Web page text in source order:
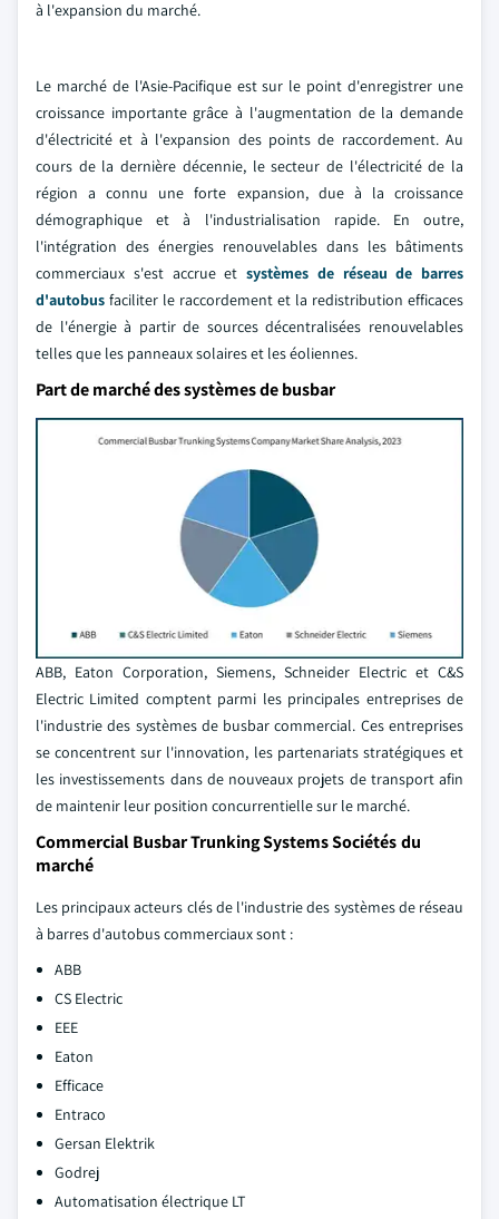
à l'expansion du marché.
Le marché de l'Asie-Pacifique est sur le point d'enregistrer une
croissance importante grâce à l'augmentation de la demande
d'électricité et à l'expansion des points de raccordement. Au
cours de la dernière décennie, le secteur de l'électricité de la
région a connu une forte expansion, due à la croissance
démographique et à l'industrialisation rapide. En outre,
l'intégration des énergies renouvelables dans les bâtiments
commerciaux s'est accrue et systèmes de réseau de barres
d'autobus faciliter le raccordement et la redistribution efficaces
de l'énergie à partir de sources décentralisées renouvelables
telles que les panneaux solaires et les éoliennes.
Part de marché des systèmes de busbar
ABB, Eaton Corporation, Siemens, Schneider Electric et C&S
Electric Limited comptent parmi les principales entreprises de
l'industrie des systèmes de busbar commercial. Ces entreprises
se concentrent sur l'innovation, les partenariats stratégiques et
les investissements dans de nouveaux projets de transport afin
de maintenir leur position concurrentielle sur le marché.
Commercial Busbar Trunking Systems Sociétés du
marché
Les principaux acteurs clés de l'industrie des systèmes de réseau
à barres d'autobus commerciaux sont :
ABB
CS Electric
EEE
Eaton
Efficace
Entraco
Gersan Elektrik
Godrej
Automatisation électrique LT